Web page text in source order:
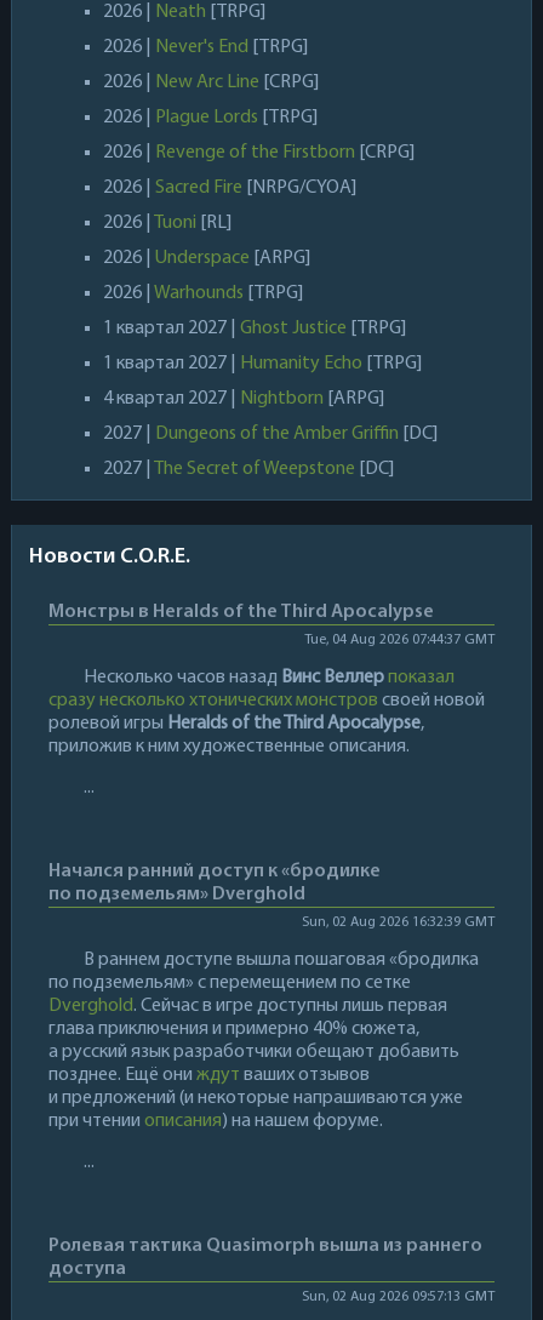
2026 | Neath
[TRPG]
2026 |
Never's End
[TRPG]
2026 |
New Arc Line [CRPG]
2026 |
Plague Lords
[TRPG]
2026 |
Revenge of the Firstborn [CRPG]
2026 | Sacred Fire
[NRPG/CYOA]
2026 |
Tuoni
[RL]
2026 | Underspace [ARPG]
2026 | Warhounds
[TRPG]
1 квартал 2027 | Ghost Justice
[TRPG]
1 квартал 2027 |
Humanity Echo
[TRPG]
4 квартал 2027 |
Nightborn [ARPG]
2027 |
Dungeons of the Amber Griffin
[DC]
2027 |
The Secret of Weepstone [DC]
Новости C.O.R.E.
Монстры в Heralds of the Third Apocalypse
Tue, 04 Aug 2026 07:44:37 GMT
Несколько часов назад Винс Веллер показал
сразу несколько хтонических монстров своей новой
ролевой игры Heralds of the Third Apocalypse,
приложив к ним художественные описания.
...
Начался ранний доступ к «бродилке
по подземельям» Dverghold
Sun, 02 Aug 2026 16:32:39 GMT
В раннем доступе вышла пошаговая «бродилка
по подземельям» с перемещением по сетке
Dverghold. Сейчас в игре доступны лишь первая
глава приключения и примерно 40% сюжета,
а русский язык разработчики обещают добавить
позднее. Ещё они ждут ваших отзывов
и предложений (и некоторые напрашиваются уже
при чтении описания) на нашем форуме.
...
Ролевая тактика Quasimorph вышла из раннего
доступа
Sun, 02 Aug 2026 09:57:13 GMT